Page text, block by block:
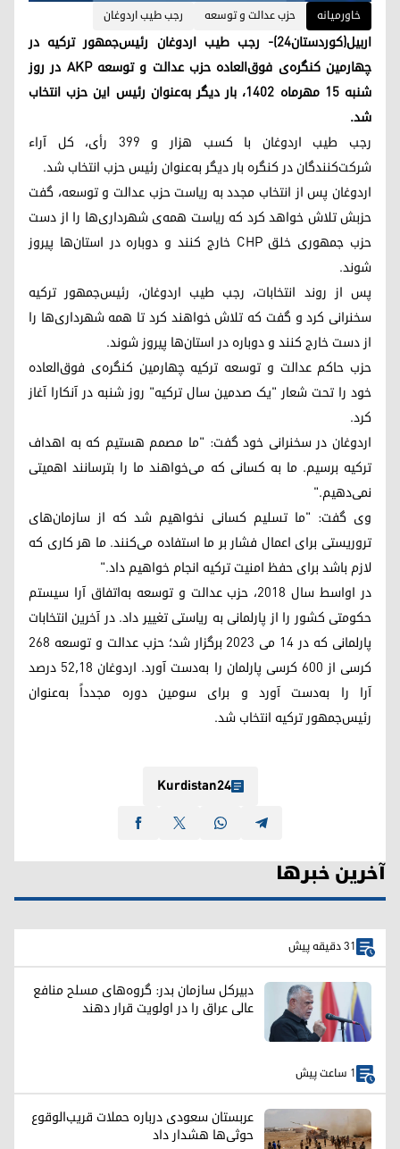
خاورمیانه
حزب عدالت و توسعه رجب طیب اردوغان
اربیل(کوردستان۲۴)- رجب طیب اردوغان رئیس‌جمهور ترکیه در
چهارمین کنگره‌ی فوق‌العاده حزب عدالت و توسعه AKP در روز
شنبه ۱۵ مهرماه ۱۴۰۲، بار دیگر به‌عنوان رئیس این حزب انتخاب
شد.
رجب طیب اردوغان با کسب هزار و ٣٩٩ رأی، کل آراء
شرکت‌کنندگان در کنگره بار دیگر به‌عنوان رئیس حزب انتخاب شد.
اردوغان پس از انتخاب مجدد به ریاست حزب عدالت و توسعه، گفت
حزبش تلاش خواهد کرد که ریاست همه‌ی شهرداری‌ها را از دست
حزب جمهوری خلق CHP خارج کنند و دوباره در استان‌ها پیروز
شوند.
پس از روند انتخابات، رجب طیب اردوغان، رئیس‌جمهور ترکیه
سخنرانی کرد و گفت که تلاش خواهند کرد تا همه شهرداری‌ها را
از دست خارج کنند و دوباره در استان‌ها پیروز شوند.
حزب حاکم عدالت و توسعه ترکیه چهارمین کنگره‌ی فوق‌العاده
خود را تحت شعار "یک صدمین سال ترکیه" روز شنبه در آنکارا آغاز
کرد.
اردوغان در سخنرانی خود گفت: "ما مصمم هستیم که به اهداف
ترکیه برسیم. ما به کسانی که می‌خواهند ما را بترسانند اهمیتی
نمی‌دهیم."
وی گفت: "ما تسلیم کسانی نخواهیم شد که از سازمان‌های
تروریستی برای اعمال فشار بر ما استفاده می‌کنند. ما هر کاری که
لازم باشد برای حفظ امنیت ترکیه انجام خواهیم داد."
در اواسط سال ۲۰۱۸، حزب عدالت و توسعه به‌اتفاق آرا سیستم
حکومتی کشور را از پارلمانی به ریاستی تغییر داد. در آخرین انتخابات
پارلمانی که در ۱۴ می ۲۰۲۳ برگزار شد؛ حزب عدالت و توسعه ۲۶۸
کرسی از ۶۰۰ کرسی پارلمان را به‌دست آورد. اردوغان ۵۲٫۱۸ درصد
آرا را به‌دست آورد و برای سومین دوره مجدداً به‌عنوان
رئیس‌جمهور ترکیه انتخاب شد.
Kurdistan24
آخرین خبرها
31 دقیقه پیش
دبیرکل سازمان بدر: گروه‌های مسلح منافع
عالی عراق را در اولویت قرار دهند
1 ساعت پیش
عربستان سعودی درباره حملات قریب‌الوقوع
حوثی‌ها هشدار داد